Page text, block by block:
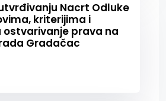
Nacrt Odluke
kriterijima i
ostvarivanje prava na
Gradačac